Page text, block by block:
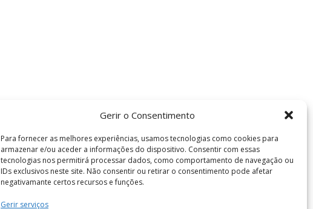
Gerir o Consentimento
Para fornecer as melhores experiências, usamos tecnologias como cookies para
armazenar e/ou aceder a informações do dispositivo. Consentir com essas
tecnologias nos permitirá processar dados, como comportamento de navegação ou
IDs exclusivos neste site. Não consentir ou retirar o consentimento pode afetar
negativamante certos recursos e funções.
Gerir serviços